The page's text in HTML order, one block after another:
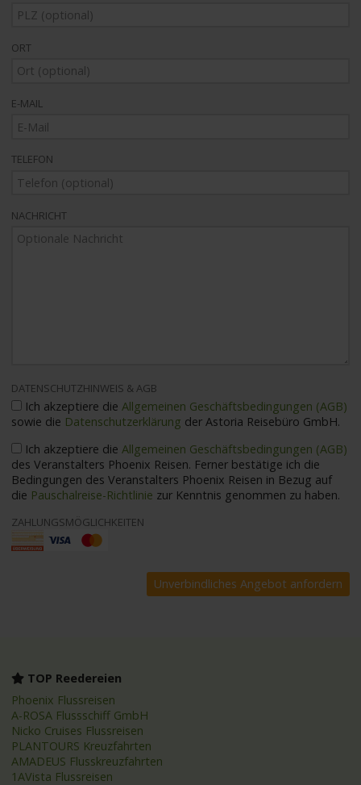
ORT
E-MAIL
TELEFON
NACHRICHT
DATENSCHUTZHINWEIS & AGB
Ich akzeptiere dieAllgemeinen Geschäftsbedingungen (AGB)
sowie die Datenschutzerklärung der Astoria Reisebüro GmbH.
Ich akzeptiere dieAllgemeinen Geschäftsbedingungen (AGB)
des Veranstalters Phoenix Reisen. Ferner bestätige ich die
Bedingungen des Veranstalters Phoenix Reisen in Bezug auf
die Pauschalreise-Richtlinie zur Kenntnis genommen zu haben.
ZAHLUNGSMÖGLICHKEITEN
TOP Reedereien
Phoenix Flussreisen
A-ROSA Flussschiff GmbH
Nicko Cruises Flussreisen
PLANTOURS Kreuzfahrten
AMADEUS Flusskreuzfahrten
1AVista Flussreisen